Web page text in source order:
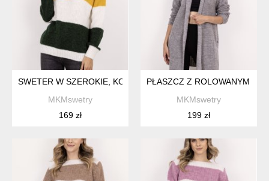
SWETER W SZEROKIE, KONTRASTOWE PASY - SWE290
MKMswetry
169 zł
PŁASZCZ Z ROLOWANYM
MKMswetry
199 zł